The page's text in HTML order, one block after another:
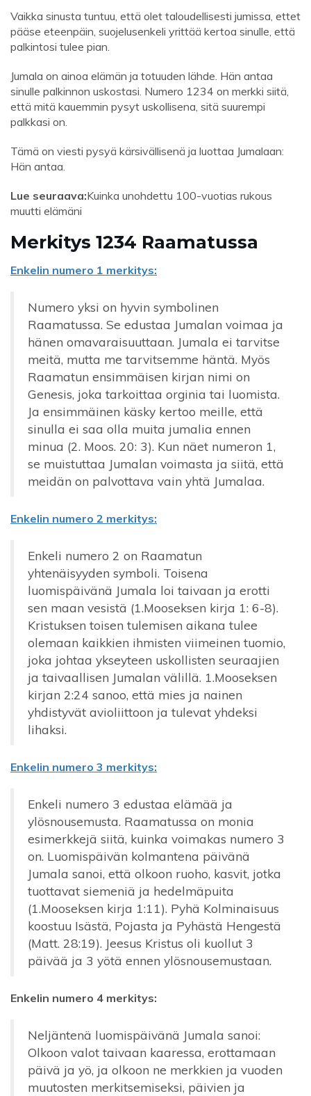
Vaikka sinusta tuntuu, että olet taloudellisesti jumissa, ettet
pääse eteenpäin, suojelusenkeli yrittää kertoa sinulle, että
palkintosi tulee pian.
Jumala on ainoa elämän ja totuuden lähde. Hän antaa
sinulle palkinnon uskostasi. Numero 1234 on merkki siitä,
että mitä kauemmin pysyt uskollisena, sitä suurempi
palkkasi on.
Tämä on viesti pysyä kärsivällisenä ja luottaa Jumalaan:
Hän antaa.
Lue seuraava:Kuinka unohdettu 100-vuotias rukous
muutti elämäni
Merkitys 1234 Raamatussa
Enkelin numero 1 merkitys:
Numero yksi on hyvin symbolinen
Raamatussa. Se edustaa Jumalan voimaa ja
hänen omavaraisuuttaan. Jumala ei tarvitse
meitä, mutta me tarvitsemme häntä. Myös
Raamatun ensimmäisen kirjan nimi on
Genesis, joka tarkoittaa orginia tai luomista.
Ja ensimmäinen käsky kertoo meille, että
sinulla ei saa olla muita jumalia ennen
minua (2. Moos. 20: 3). Kun näet numeron 1,
se muistuttaa Jumalan voimasta ja siitä, että
meidän on palvottava vain yhtä Jumalaa.
Enkelin numero 2 merkitys:
Enkeli numero 2 on Raamatun
yhtenäisyyden symboli. Toisena
luomispäivänä Jumala loi taivaan ja erotti
sen maan vesistä (1.Mooseksen kirja 1: 6-8).
Kristuksen toisen tulemisen aikana tulee
olemaan kaikkien ihmisten viimeinen tuomio,
joka johtaa ykseyteen uskollisten seuraajien
ja taivaallisen Jumalan välillä. 1.Mooseksen
kirjan 2:24 sanoo, että mies ja nainen
yhdistyvät avioliittoon ja tulevat yhdeksi
lihaksi.
Enkelin numero 3 merkitys:
Enkeli numero 3 edustaa elämää ja
ylösnousemusta. Raamatussa on monia
esimerkkejä siitä, kuinka voimakas numero 3
on. Luomispäivän kolmantena päivänä
Jumala sanoi, että olkoon ruoho, kasvit, jotka
tuottavat siemeniä ja hedelmäpuita
(1.Mooseksen kirja 1:11). Pyhä Kolminaisuus
koostuu Isästä, Pojasta ja Pyhästä Hengestä
(Matt. 28:19). Jeesus Kristus oli kuollut 3
päivää ja 3 yötä ennen ylösnousemustaan.
Enkelin numero 4 merkitys:
Neljäntenä luomispäivänä Jumala sanoi:
Olkoon valot taivaan kaaressa, erottamaan
päivä ja yö, ja olkoon ne merkkien ja vuoden
muutosten merkitsemiseksi, päivien ja